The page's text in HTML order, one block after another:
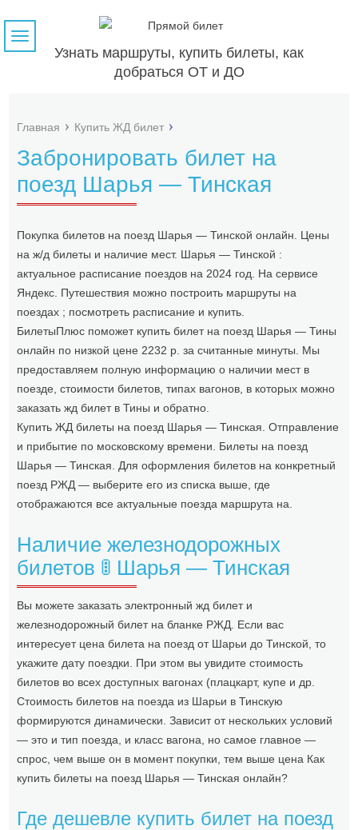
Узнать маршруты, купить билеты, как
добраться ОТ и ДО
Навигация
Главная Купить ЖД билет
Забронировать билет на
поезд Шарья — Тинская
Покупка билетов на поезд Шарья — Тинской онлайн. Цены
на ж/д билеты и наличие мест. Шарья — Тинской :
актуальное расписание поездов на 2024 год. На сервисе
Яндекс. Путешествия можно построить маршруты на
поездах ; посмотреть расписание и купить.
БилетыПлюс поможет купить билет на поезд Шарья — Тины
онлайн по низкой цене 2232 р. за считанные минуты. Мы
предоставляем полную информацию о наличии мест в
поезде, стоимости билетов, типах вагонов, в которых можно
заказать жд билет в Тины и обратно.
Купить ЖД билеты на поезд Шарья — Тинская. Отправление
и прибытие по московскому времени. Билеты на поезд
Шарья — Тинская. Для оформления билетов на конкретный
поезд РЖД — выберите его из списка выше, где
отображаются все актуальные поезда маршрута на.
Наличие железнодорожных
билетов 🚦 Шарья — Тинская
Вы можете заказать электронный жд билет и
железнодорожный билет на бланке РЖД. Если вас
интересует цена билета на поезд от Шарьи до Тинской, то
укажите дату поездки. При этом вы увидите стоимость
билетов во всех доступных вагонах (плацкарт, купе и др.
Стоимость билетов на поезда из Шарьи в Тинскую
формируются динамически. Зависит от нескольких условий
— это и тип поезда, и класс вагона, но самое главное —
спрос, чем выше он в момент покупки, тем выше цена Как
купить билеты на поезд Шарья — Тинская онлайн?
Где дешевле купить билет на поезд